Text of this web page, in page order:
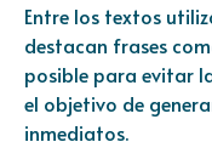
Entre los textos
destacan frases
posible para evitar
el objetivo de
inmediatos.